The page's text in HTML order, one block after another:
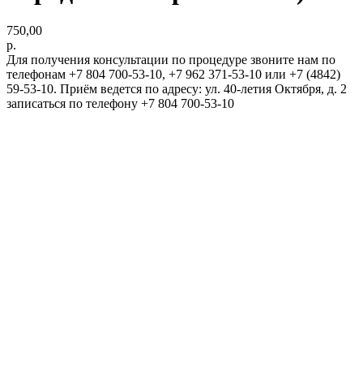
750,00
р.
Для получения консультации по процедуре звоните нам по
телефонам +7 804 700-53-10, +7 962 371-53-10 или +7 (4842)
59-53-10. Приём ведется по адресу: ул. 40-летия Октября, д. 2
записаться по телефону +7 804 700-53-10